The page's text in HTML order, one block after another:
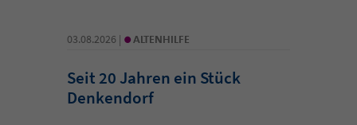
03.08.2026 | • ALTENHILFE
Seit 20 Jahren ein Stück
Denkendorf